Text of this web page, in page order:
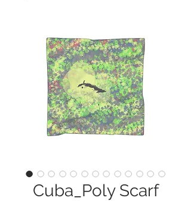
Cuba_Poly Scarf